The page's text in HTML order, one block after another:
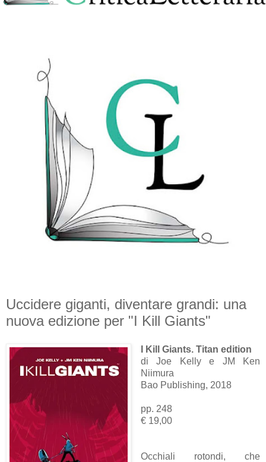
Uccidere giganti, diventare grandi: una
nuova edizione per "I Kill Giants"
I Kill Giants. Titan edition
di Joe Kelly e JM Ken
Niimura
Bao Publishing, 2018
pp. 248
€ 19,00
Occhiali rotondi, che